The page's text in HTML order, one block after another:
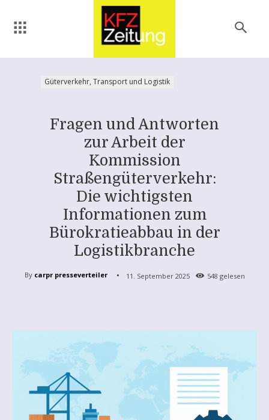
Güterverkehr, Transport und Logistik
Fragen und Antworten
zur Arbeit der
Kommission
Straßengüterverkehr:
Die wichtigsten
Informationen zum
Bürokratieabbau in der
Logistikbranche
By carpr presseverteiler 11. September 2025 548 gelesen